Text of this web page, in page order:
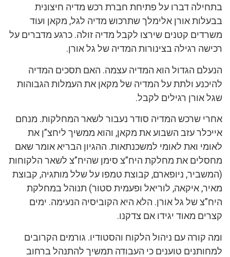
בתחילה דברו על פתיחת חברת רכש מדיה חיצונית
בבעלות אורן אלימלך שתרכוש מדיה לגל, מקאן ועוד
משרדים קטנים שירצו לקבל מדיה זולה. כרגע מדברים על
רכישה רגילה בצינורות המדיה של גל אורן.
הנעלם הגדול הוא המדיה עצמה. האם תסכים המדיה
להיכנע ולתת על המדיה של מקאן את העמלות הגבוהות
שגל אורן רגילים לקבל.
אחרי שרכש המדיה סודר נעבור לשאר המחלקות. מנחם
אייכלר עזב השבוע את מקאן, והוא ממשיך ליחצ”ן את
לאומי ואת לאומי למשכנתאות. ההגיון הבריא אומר שאם
מחסלים את מחלקת היח”צ סימן שהיח”צ לשאר הלקוחות
(המשביר, ניופארם, קבוצת טמפו על שלל מותגיה, קבוצת
מאיר, איקאה, לוריאל ופעמית סטור) תנוהל במחלקת
היח”צ של גל אורן. הלא היא הקוביסיה הנעימה. ימים
קצרים מאוד יגידו אם צדקנו.
ומה קורה עם ניהול הלקוח והסטודיו. גורמים הקרובים
למחותנים טוענים כי העבודה תמשיך להתנהל ברחוב